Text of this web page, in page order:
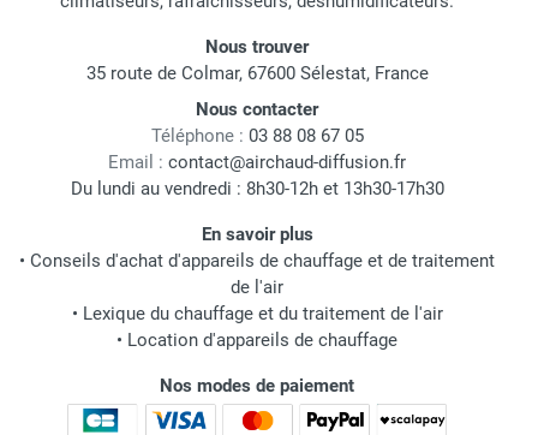
Nous trouver
35 route de Colmar, 67600 Sélestat, France
Nous contacter
Téléphone : 03 88 08 67 05
Email : contact@airchaud-diffusion.fr
Du lundi au vendredi : 8h30-12h et 13h30-17h30
En savoir plus
• Conseils d'achat d'appareils de chauffage et de traitement
de l'air
• Lexique du chauffage et du traitement de l'air
• Location d'appareils de chauffage
Nos modes de paiement